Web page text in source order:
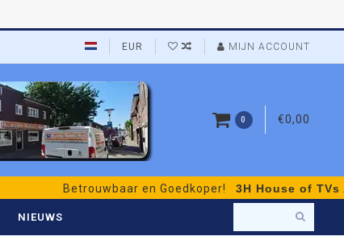
EUR MIJN ACCOUNT
0 €0,00
Betrouwbaar en Goedkoper!3H House of TVs
NIEUWS